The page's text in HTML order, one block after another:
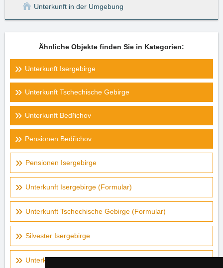
Unterkunft in der Umgebung
Ähnliche Objekte finden Sie in Kategorien:
Unterkunft Isergebirge
Unterkunft Tschechische Gebirge
Unterkunft Bedřichov
Pensionen Bedřichov
Pensionen Isergebirge
Unterkunft Isergebirge (Formular)
Unterkunft Tschechische Gebirge (Formular)
Silvester Isergebirge
Unterkunft auf der Landkarte - Isergebirge